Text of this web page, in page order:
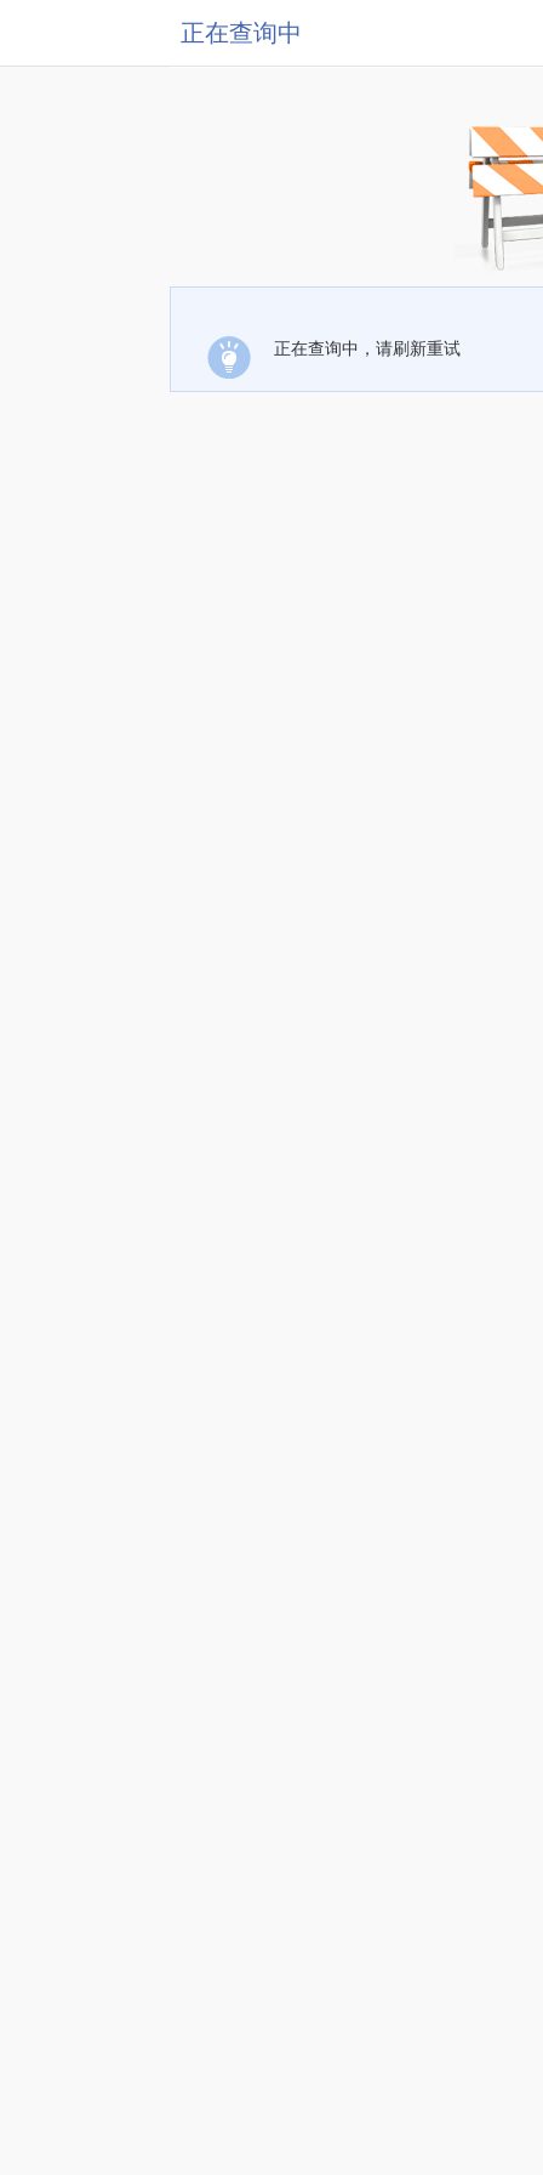
正在查询中
正在查询中，请刷新重试